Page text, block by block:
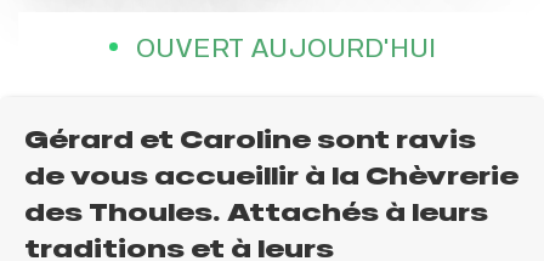
OUVERT AUJOURD'HUI
Gérard et Caroline sont ravis
de vous accueillir à la Chèvrerie
des Thoules. Attachés à leurs
traditions et à leurs